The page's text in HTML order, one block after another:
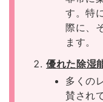
す。特
際に、
ます。
優れた除湿
多くの
賛され